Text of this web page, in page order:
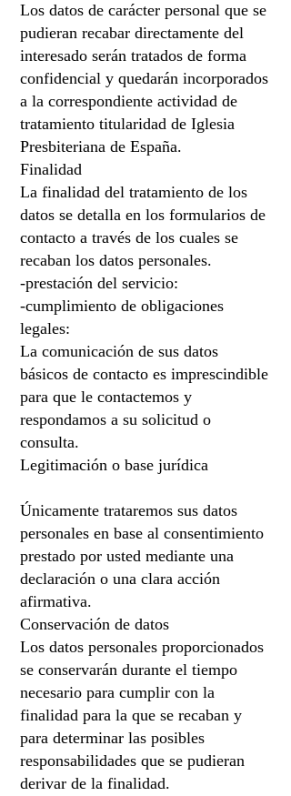
Los datos de carácter personal que se
pudieran recabar directamente del
interesado serán tratados de forma
confidencial y quedarán incorporados
a la correspondiente actividad de
tratamiento titularidad de Iglesia
Presbiteriana de España.
Finalidad
La finalidad del tratamiento de los
datos se detalla en los formularios de
contacto a través de los cuales se
recaban los datos personales.
-prestación del servicio:
-cumplimiento de obligaciones
legales:
La comunicación de sus datos
básicos de contacto es imprescindible
para que le contactemos y
respondamos a su solicitud o
consulta.
Legitimación o base jurídica
Únicamente trataremos sus datos
personales en base al consentimiento
prestado por usted mediante una
declaración o una clara acción
afirmativa.
Conservación de datos
Los datos personales proporcionados
se conservarán durante el tiempo
necesario para cumplir con la
finalidad para la que se recaban y
para determinar las posibles
responsabilidades que se pudieran
derivar de la finalidad.